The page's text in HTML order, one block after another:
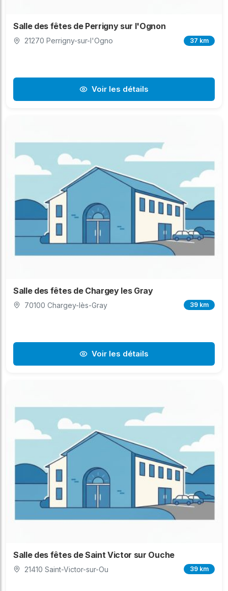
Salle des fêtes de Perrigny sur l'Ognon
21270 Perrigny-sur-l'Ogno 37 km
Voir les détails
Salle des fêtes de Chargey les Gray
70100 Chargey-lès-Gray 39 km
Voir les détails
Salle des fêtes de Saint Victor sur Ouche
21410 Saint-Victor-sur-Ou 39 km